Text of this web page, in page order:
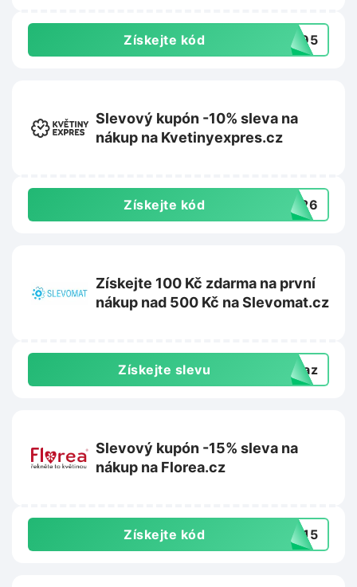
Získejte kód 2095
Slevový kupón -10% sleva na
nákup na Kvetinyexpres.cz
Získejte kód TO26
Získejte 100 Kč zdarma na první
nákup nad 500 Kč na Slevomat.cz
Získejte slevu dkaz
Slevový kupón -15% sleva na
nákup na Florea.cz
Získejte kód TA15